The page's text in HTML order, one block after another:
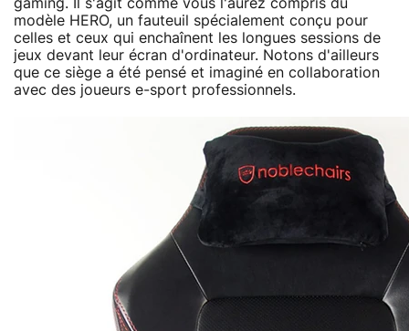
gaming. Il s'agit comme vous l'aurez compris du
modèle HERO, un fauteuil spécialement conçu pour
celles et ceux qui enchaînent les longues sessions de
jeux devant leur écran d'ordinateur. Notons d'ailleurs
que ce siège a été pensé et imaginé en collaboration
avec des joueurs e-sport professionnels.